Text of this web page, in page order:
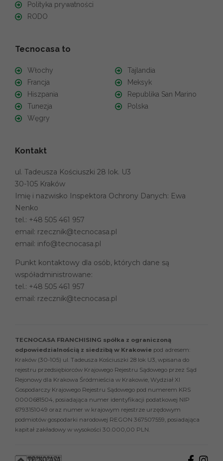
Polityka prywatności
RODO
Tecnocasa to
Włochy
Francja
Hiszpania
Tunezja
Węgry
Tajlandia
Meksyk
Republika San Marino
Polska
Kontakt
ul. Tadeusza Kościuszki 28 lok. U3
30-105 Kraków
Imię i nazwisko Inspektora Ochrony Danych: Ewa
Nenko
tel.: +48 505 461 957
email: rzecznik@tecnocasa.pl
email: info@tecnocasa.pl
Punkt kontaktowy dla osób, których dane są
współadministrowane:
tel.: +48 505 461 957
email: rzecznik@tecnocasa.pl
TECNOCASA FRANCHISING spółka z ograniczoną
odpowiedzialnością z siedzibą w Krakowie pod adresem:
Kraków (30-105) ul. Tadeusza Kościuszki 28 lok U3, wpisana do
rejestru przedsiębiorców Krajowego Rejestru Sądowego przez Sąd
Rejonowy dla Krakowa Śródmieścia w Krakowie, Wydział XI
Gospodarczy Krajowego Rejestru Sądowego pod numerem KRS
0000681504, posiadająca numer identyfikacji podatkowej NIP
6793151049 oraz numer w krajowym rejestrze urzędowym
podmiotów gospodarki narodowej REGON 367507559, posiadająca
kapitał zakładowy w wysokości 30.000,00 PLN.